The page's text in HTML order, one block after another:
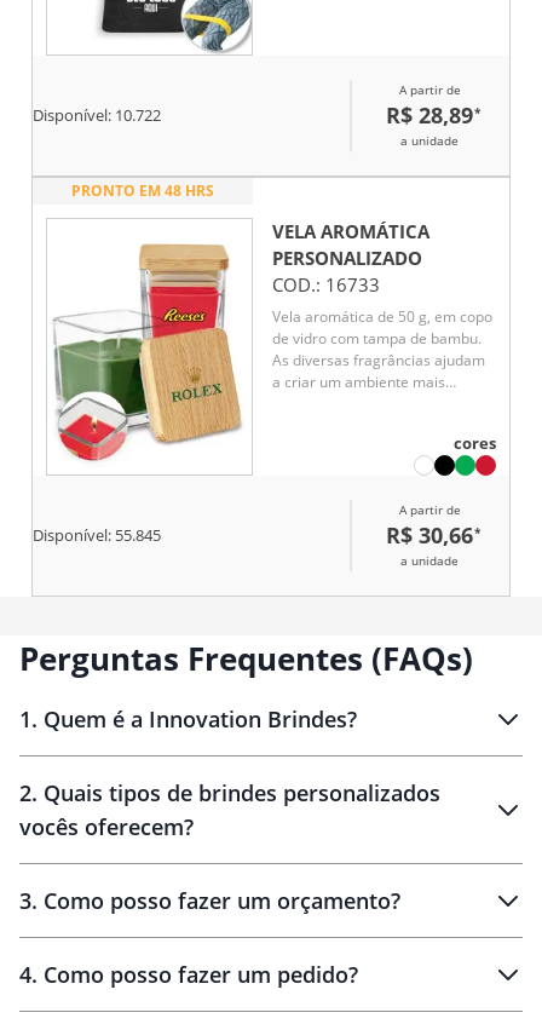
Disponível: 10.722
A partir de
R$ 28,89*
a unidade
PRONTO EM 48 HRS
VELA AROMÁTICA
PERSONALIZADO
COD.: 16733
Vela aromática de 50 g, em copo
de vidro com tampa de bambu.
As diversas fragrâncias ajudam
a criar um ambiente mais
em caixa de oferta individual. A
cor e o resultado da impressão
variar entre produtos. Cor 103 -
Canela Cor 105 - Flores
japonesas (Sakura) Cor 106 -
cores
Disponível: 55.845
A partir de
R$ 30,66*
a unidade
Perguntas Frequentes (FAQs)
1. Quem é a Innovation Brindes?
Brindes personalizados
2. Quais tipos de brindes personalizados
vocês oferecem?
personalizados
3. Como posso fazer um orçamento?
4. Como posso fazer um pedido?